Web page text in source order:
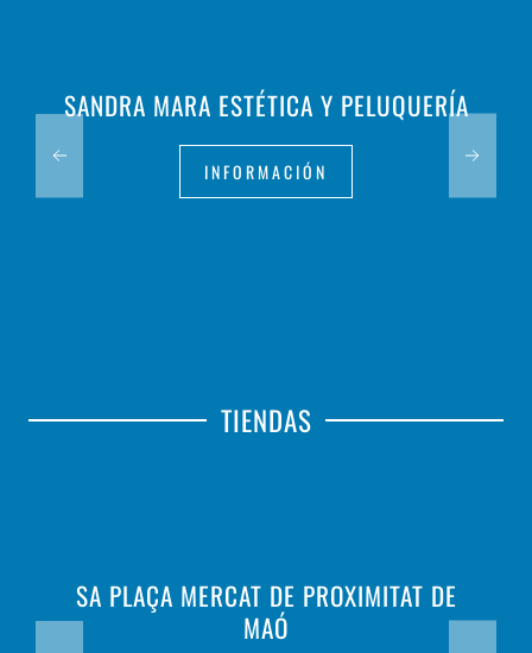
SANDRA MARA ESTÉTICA Y PELUQUERÍA
INFORMACIÓN
TIENDAS
SA PLAÇA MERCAT DE PROXIMITAT DE
MAÓ